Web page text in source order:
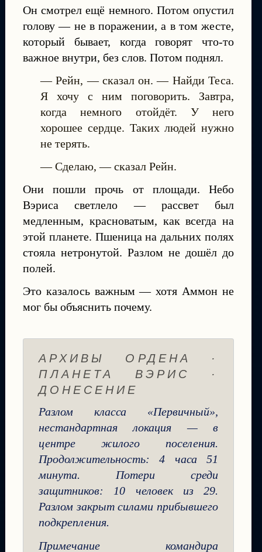
Он смотрел ещё немного. Потом опустил
голову — не в поражении, а в том жесте,
который бывает, когда говорят что-то
важное внутри, без слов. Потом поднял.
— Рейн, — сказал он. — Найди Теса.
Я хочу с ним поговорить. Завтра,
когда немного отойдёт. У него
хорошее сердце. Таких людей нужно
не терять.
— Сделаю, — сказал Рейн.
Они пошли прочь от площади. Небо
Вэриса светлело — рассвет был
медленным, красноватым, как всегда на
этой планете. Пшеница на дальних полях
стояла нетронутой. Разлом не дошёл до
полей.
Это казалось важным — хотя Аммон не
мог бы объяснить почему.
АРХИВЫ ОРДЕНА ·
ПЛАНЕТА ВЭРИС ·
ДОНЕСЕНИЕ
Разлом класса «Первичный»,
нестандартная локация — в
центре жилого поселения.
Продолжительность: 4 часа 51
минута. Потери среди
защитников: 10 человек из 29.
Разлом закрыт силами прибывшего
подкрепления.
Примечание командира